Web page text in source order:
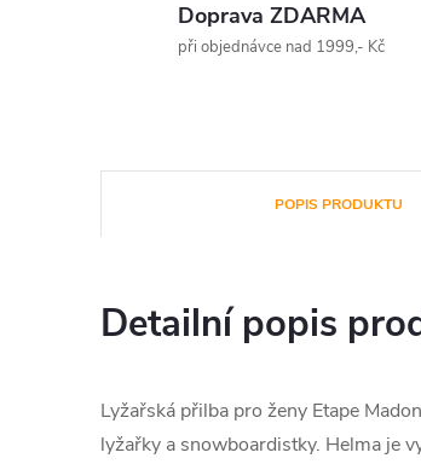
Doprava ZDARMA
při objednávce nad 1999,- Kč
POPIS PRODUKTU
Detailní popis
Lyžařská přilba pro ženy Etape
lyžařky a snowboardistky. Helma je